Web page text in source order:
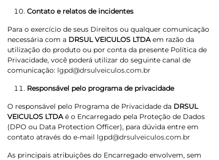
Contato e relatos de incidentes
Para o exercício de seus Direitos ou qualquer comunicação
necessária com a DRSUL VEICULOS LTDAem razão da
utilização do produto ou por conta da presente Política de
Privacidade, você poderá utilizar do seguinte canal de
comunicação: lgpd@drsulveiculos.com.br
Responsável pelo programa de privacidade
O responsável pelo Programa de Privacidade da DRSUL
VEICULOS LTDAé o Encarregado pela Proteção de Dados
(DPO ou Data Protection Officer), para dúvida entre em
contato através do e-mail lgpd@drsulveiculos.com.br
As principais atribuições do Encarregado envolvem, sem